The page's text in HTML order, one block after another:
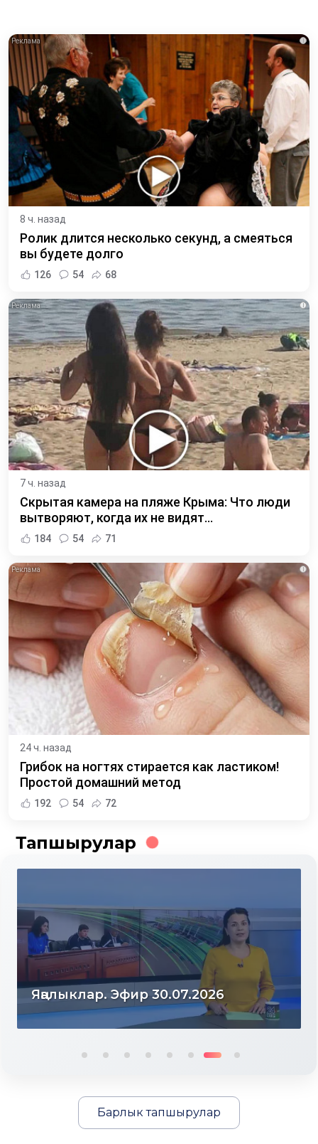
i
8 ч. назад
Ролик длится несколько секунд, а смеяться
вы будете долго
126 54 68
i
7 ч. назад
Скрытая камера на пляже Крыма: Что люди
вытворяют, когда их не видят...
184 54 71
i
24 ч. назад
Грибок на ногтях стирается как ластиком!
Простой домашний метод
192 54 72
Тапшырулар
Яңалыклар. Эфир 30.07.2026
Барлык тапшырулар